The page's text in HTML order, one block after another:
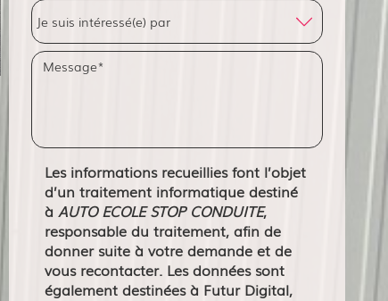
Les informations recueillies font l’objet
d’un traitement informatique destiné
à AUTO ECOLE STOP CONDUITE,
responsable du traitement, afin de
donner suite à votre demande et de
vous recontacter. Les données sont
également destinées à Futur Digital,